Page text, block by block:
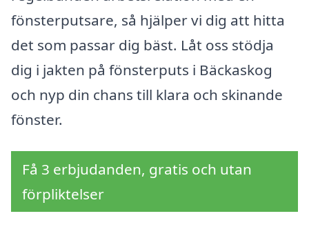
fönsterputsare, så hjälper vi dig att hitta
det som passar dig bäst. Låt oss stödja
dig i jakten på fönsterputs i Bäckaskog
och nyp din chans till klara och skinande
fönster.
Få 3 erbjudanden, gratis och utan
förpliktelser